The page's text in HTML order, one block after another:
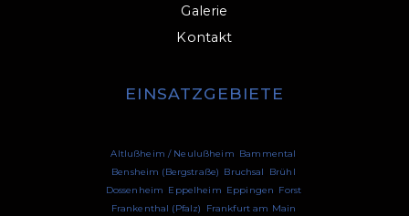
Galerie
Kontakt
EINSATZGEBIETE
Altlußheim / Neulußheim Bammental
Bensheim (Bergstraße) Bruchsal Brühl
Dossenheim Eppelheim Eppingen Forst
Frankenthal (Pfalz)
Frankfurt am Main